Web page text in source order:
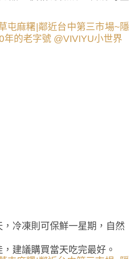
冷凍則可保鮮一星期，自然
建議購買當天吃完最好。